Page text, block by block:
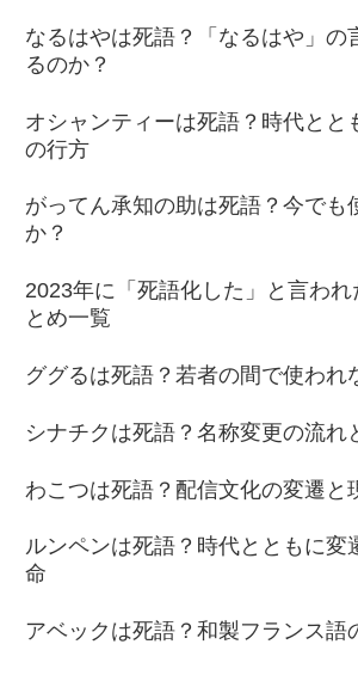
なるはやは死語？「なるはや」の
るのか？
オシャンティーは死語？時代とと
の行方
がってん承知の助は死語？今でも
か？
2023年に「死語化した」と言われ
とめ一覧
ググるは死語？若者の間で使われ
シナチクは死語？名称変更の流れ
わこつは死語？配信文化の変遷と
ルンペンは死語？時代とともに変
命
アベックは死語？和製フランス語